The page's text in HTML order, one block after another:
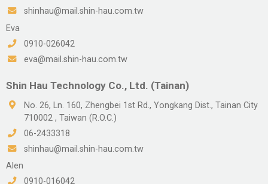
shinhau@mail.shin-hau.com.tw
Eva
0910-026042
eva@mail.shin-hau.com.tw
Shin Hau Technology Co., Ltd. (Tainan)
No. 26, Ln. 160, Zhengbei 1st Rd., Yongkang Dist., Tainan City
710002 , Taiwan (R.O.C.)
06-2433318
shinhau@mail.shin-hau.com.tw
Alen
0910-016042